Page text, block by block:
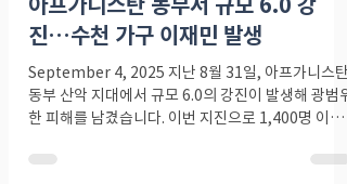
Sep 4, 2025
아프가니스탄 동부서 규모 6.0 강
진…수천 가구 이재민 발생
September 4, 2025 지난 8월 31일, 아프가니스탄